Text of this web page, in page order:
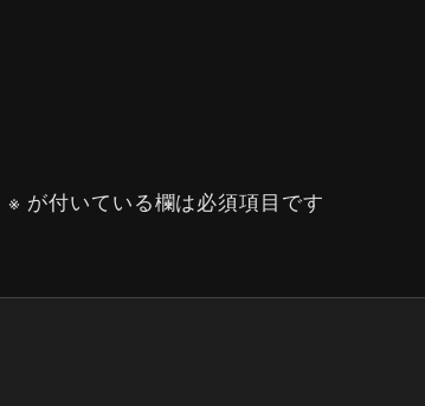
※ が付いている欄は必須項目です